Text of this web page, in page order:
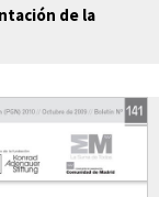
de la